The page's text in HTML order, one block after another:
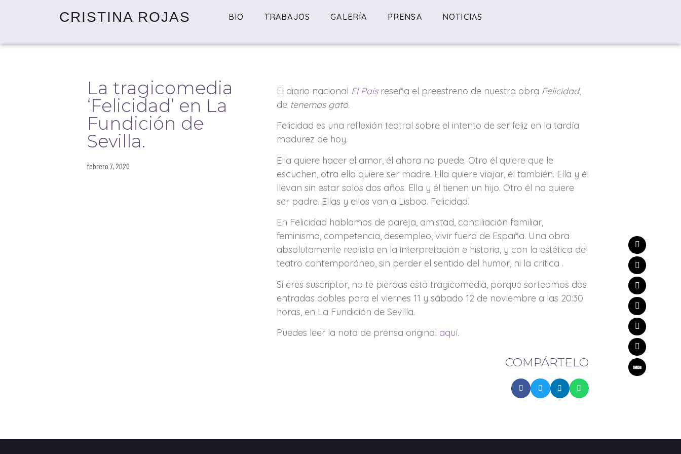
CRISTINA ROJAS BIO TRABAJOS GALERÍA PRENSA NOTICIAS
La tragicomedia
‘Felicidad’ en La
Fundición de
Sevilla.
febrero 7, 2020
El diario nacional El Paísreseña el preestreno de nuestra obra Felicidad,
de tenemos gato.
Felicidad es una reflexión teatral sobre el intento de ser feliz en la tardía
madurez de hoy.
Ella quiere hacer el amor, él ahora no puede. Otro él quiere que le
escuchen, otra ella quiere ser madre. Ella quiere viajar, él también. Ella y él
llevan sin estar solos dos años. Ella y él tienen un hijo. Otro él no quiere
ser padre. Ellas y ellos van a Lisboa. Felicidad.
En Felicidad hablamos de pareja, amistad, conciliación familiar,
feminismo, competencia, desempleo, vivir fuera de España. Una obra
absolutamente realista en la interpretación e historia, y con la estética del
teatro contemporáneo, sin perder el sentido del humor, ni la crítica .
Si eres suscriptor, no te pierdas esta tragicomedia, porque sorteamos dos
entradas dobles para el viernes 11 y sábado 12 de noviembre a las 20:30
horas, en La Fundición de Sevilla.
Puedes leer la nota de prensa original aquí.
COMPÁRTELO